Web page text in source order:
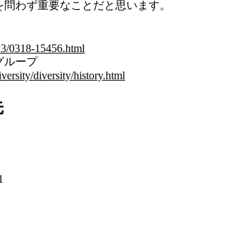
わず重要なことだと思います。
0318-15456.html
ループ
diversity/history.html